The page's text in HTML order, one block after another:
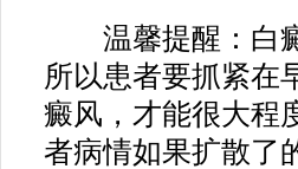
温馨提醒：白癜
所以患者要抓紧在
癜风，才能很大程
者病情如果扩散了